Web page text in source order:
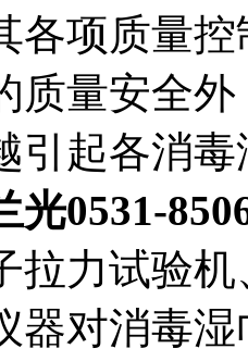
各项质量
质量安全
引起各消
光0531-
拉力试验
器对消毒